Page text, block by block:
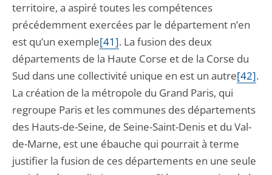
territoire, a aspiré toutes les compétences
précédemment exercées par le département n’en
est qu’un exemple[41]. La fusion des deux
départements de la Haute Corse et de la Corse du
Sud dans une collectivité unique en est un autre[42].
La création de la métropole du Grand Paris, qui
regroupe Paris et les communes des départements
des Hauts-de-Seine, de Seine-Saint-Denis et du Val-
de-Marne, est une ébauche qui pourrait à terme
justifier la fusion de ces départements en une seule